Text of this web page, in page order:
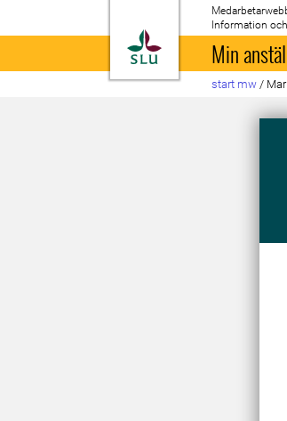
Till startsida
Information
Min
start mw /